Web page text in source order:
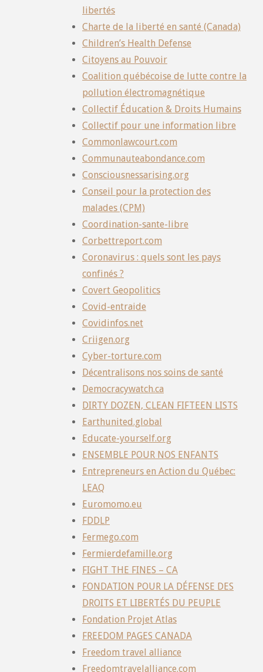
libertés
Charte de la liberté en santé (Canada)
Children’s Health Defense
Citoyens au Pouvoir
Coalition québécoise de lutte contre la
pollution électromagnétique
Collectif Éducation & Droits Humains
Collectif pour une information libre
Commonlawcourt.com
Communauteabondance.com
Consciousnessarising.org
Conseil pour la protection des
malades (CPM)
Coordination-sante-libre
Corbettreport.com
Coronavirus : quels sont les pays
confinés ?
Covert Geopolitics
Covid-entraide
Covidinfos.net
Criigen.org
Cyber-torture.com
Décentralisons nos soins de santé
Democracywatch.ca
DIRTY DOZEN, CLEAN FIFTEEN LISTS
Earthunited.global
Educate-yourself.org
ENSEMBLE POUR NOS ENFANTS
Entrepreneurs en Action du Québec:
LEAQ
Euromomo.eu
FDDLP
Fermego.com
Fermierdefamille.org
FIGHT THE FINES – CA
FONDATION POUR LA DÉFENSE DES
DROITS ET LIBERTÉS DU PEUPLE
Fondation Projet Atlas
FREEDOM PAGES CANADA
Freedom travel alliance
Freedomtravelalliance.com